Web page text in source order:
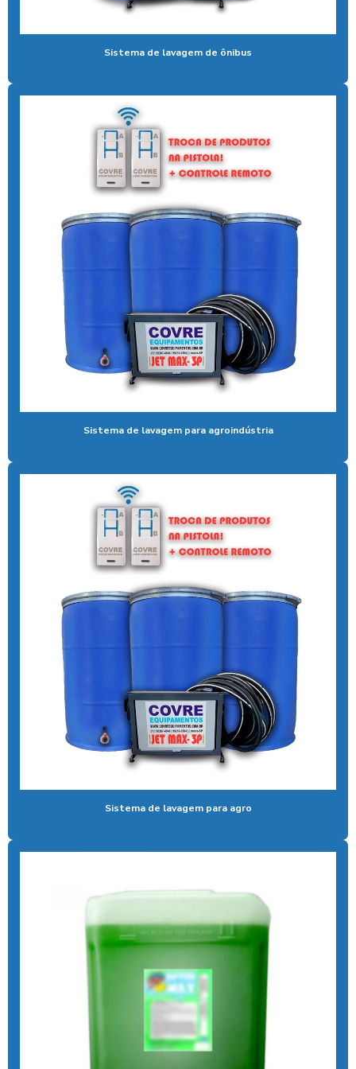
Aspirador profissional para carros
Aspirador self service fichas
Aspirador self service moedas
Aspirador self service onde encontrar
Aspirador self service pagamento pix
Aspirador self service com pix
Aspirador self service pix preço
Aspirador self service para postos com pix
Aspirador self service preço
Aspirador self service com qr code
Bomba de alta pressão com controle remoto
Bomba para lavar caminhão
Cal para tratamento de água
Calibrador pneu moedeiro
Calibrador de pneus com pagamento via pix
Chuveiro tarifador pix
Coagulante orgânico
Coagulante orgânico tanino
Controlador de banho
Controlador de banho digital
Controlador de banho com ficha
Controlador de chuveiro
Controlador de tempo de banho
Controlador de tempo chuveiro
Desengraxante alcalino biodegradavel
Sistema de lavagem de ônibus
Sistema de lavagem para agroindústria
Sistema de lavagem para agro